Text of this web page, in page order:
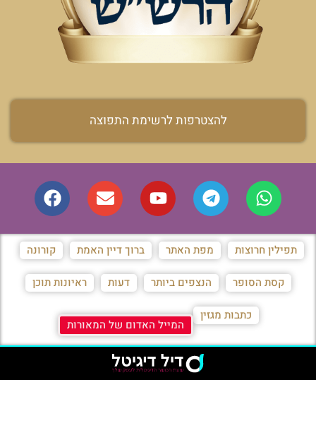
להצטרפות לרשימת התפוצה
תפילין חרוצות מפת האתר ברוך דיין האמת קורונה
קסת הסופר הנצפים ביותר דעות ראיונות תוכן
כתבות מגזין
המייל האדום של המאורות